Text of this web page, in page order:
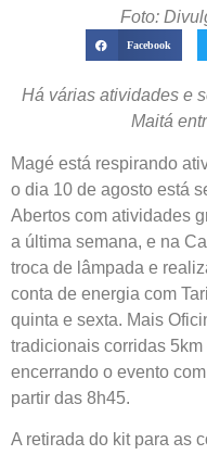
Foto:
Facebook
Há várias atividades e
Maitá
Magé está respirando
o dia 10 de agosto está
Abertos com atividades
a última semana, e na
troca de lâmpada e
conta de energia com
quinta e sexta. Mais
tradicionais corridas
encerrando o evento
partir das 8h45.
A retirada do kit para as